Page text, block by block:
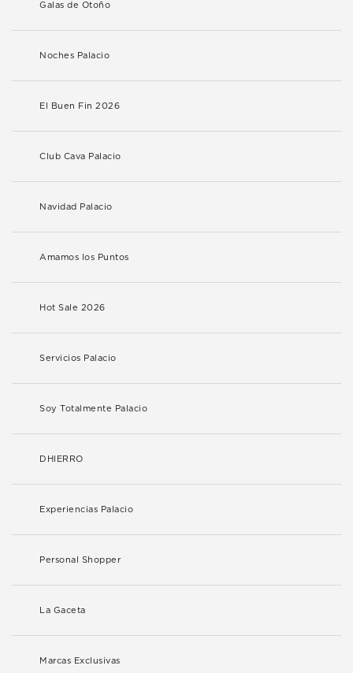
Galas de Otoño
Noches Palacio
El Buen Fin 2026
Club Cava Palacio
Navidad Palacio
Amamos los Puntos
Hot Sale 2026
Servicios Palacio
Soy Totalmente Palacio
DHIERRO
Experiencias Palacio
Personal Shopper
La Gaceta
Marcas Exclusivas